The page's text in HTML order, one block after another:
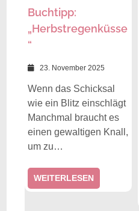
Buchtipp:
„Herbstregenküsse
“
23. November 2025
Wenn das Schicksal
wie ein Blitz einschlägt
Manchmal braucht es
einen gewaltigen Knall,
um zu…
WEITERLESEN